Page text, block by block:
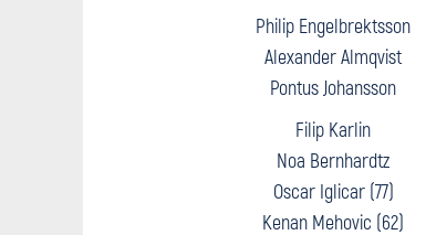
Philip Engelbrektsson
Alexander Almqvist
Pontus Johansson
Filip Karlin
Noa Bernhardtz
Oscar Iglicar (77)
Kenan Mehovic (62)